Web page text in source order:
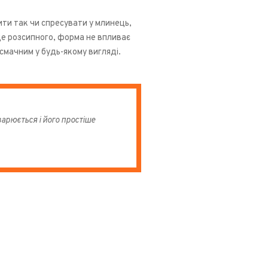
так чи спресувати у млинець,
розсипного, форма не впливає
у будь-якому вигляді.
і його простіше